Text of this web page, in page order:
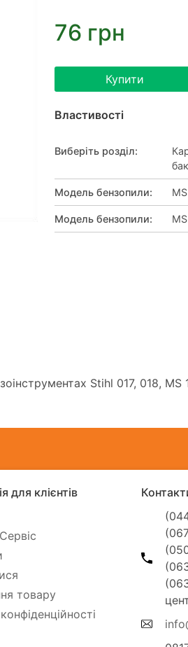
76 грн
Купити
Властивості
Виберіть розділ:
Модель бензопили:
Модель бензопили:
Stihl 017, 018, MS
для клієнтів
товару